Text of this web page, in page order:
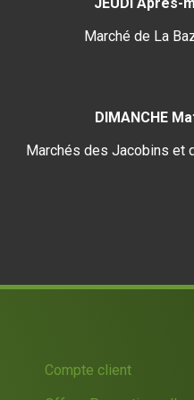
Marché de La
DIMANCHE
Marchés des Jacobins et
Compte client